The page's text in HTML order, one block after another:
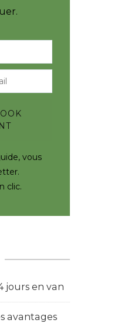
vous
clic.
jours en van
avantages